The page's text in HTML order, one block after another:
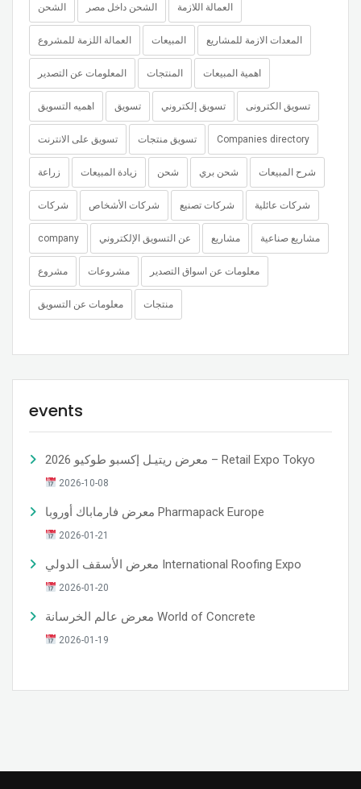
الشحن الشحن داخل مصر العمالة اللازمة
العمالة اللزمة للمشروع المبيعات المعدات الازمة للمشاريع
المعلومات عن التصدير المنتجات اهمية المبيعات
اهميه التسويق تسويق تسويق إلكتروني تسويق الكترونى
تسويق على الانترنت تسويق منتجات Companies directory
زراعة زيادة المبيعات شحن شحن بري شرح المبيعات
شركات شركات الأشخاص شركات تصنيع شركات عائلية
company عن التسويق الإلكتروني مشاريع مشاريع صناعية
مشروع مشروعات معلومات عن اسواق التصدير
معلومات عن التسويق منتجات
events
معرض ريتيـل إكسبو طوكيو 2026 – Retail Expo Tokyo
2026-10-08
معرض فارماباك أوروبا Pharmapack Europe
2026-01-21
معرض الأسقف الدولي International Roofing Expo
2026-01-20
معرض عالم الخرسانة World of Concrete
2026-01-19